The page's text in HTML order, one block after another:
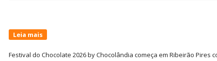
Leia mais
Festival do Chocolate 2026 by Chocolândia começa em Ribeirão Pires